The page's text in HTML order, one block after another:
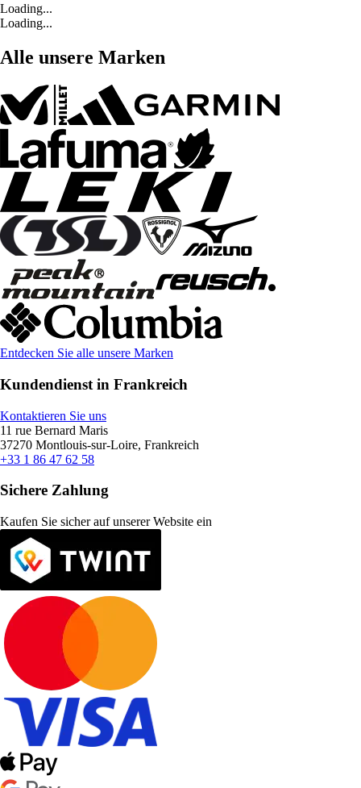
Loading...
Loading...
Alle unsere Marken
Entdecken Sie alle unsere Marken
Kundendienst in Frankreich
Kontaktieren Sie uns
11 rue Bernard Maris
37270 Montlouis-sur-Loire, Frankreich
+33 1 86 47 62 58
Sichere Zahlung
Kaufen Sie sicher auf unserer Website ein